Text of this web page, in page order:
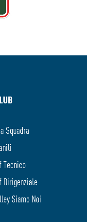
Squadra
Siamo Noi